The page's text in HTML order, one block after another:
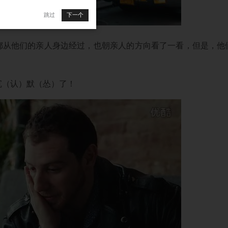
他们的亲人身边经过，也朝亲人的方向看了一看，但是，
认）默（怂）了！
跳过 下一个